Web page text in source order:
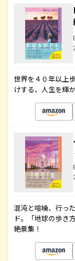
世界を４０年以上
けする、人生を輝
混沌と喧噪、行っ
ド。「地球の歩き
絶景集！